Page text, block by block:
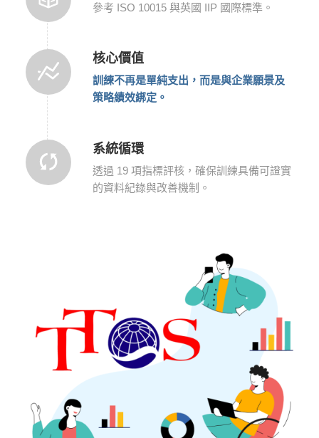
參考 ISO 10015 與英國 IIP 國際標準。
核心價值
訓練不再是單純支出，而是與企業願景及
策略績效綁定。
系統循環
透過 19 項指標評核，確保訓練具備可證實
的資料紀錄與改善機制。